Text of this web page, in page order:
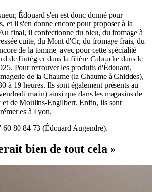
Édouard s'en est donc donné pour
et il s'en donne encore pour proposer à la
final, il confectionne du bleu, du fromage à
cuite, du Mont d'Or, du fromage frais, du
de la tomme, avec pour cette spécialité
de l'intégrer dans la filière Cabrache dans le
Pour retrouver les produits d'Édouard,
de la Chaume (la Chaume à Chiddes),
à 19 heures. Ils sont également présents au
matin) ainsi que dans les magasins de
et de Moulins-Engilbert. Enfin, ils sont
à Lyon.
60 80 84 73 (Édouard Augendre).
bien de tout cela »